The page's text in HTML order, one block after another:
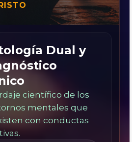
Dual y
científico de los
mentales que
con conductas